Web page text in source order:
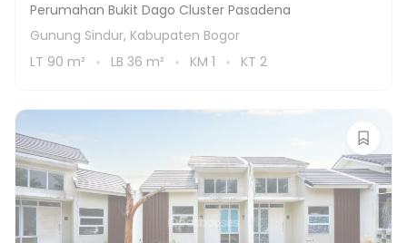
Perumahan Bukit Dago Cluster Pasadena
Gunung Sindur, Kabupaten Bogor
LT 90 m² LB 36 m² KM 1 KT 2